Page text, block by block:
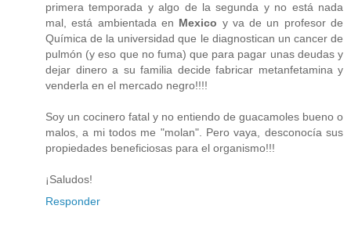
primera temporada y algo de la segunda y no está nada
mal, está ambientada en Mexico y va de un profesor de
Química de la universidad que le diagnostican un cancer de
pulmón (y eso que no fuma) que para pagar unas deudas y
dejar dinero a su familia decide fabricar metanfetamina y
venderla en el mercado negro!!!!
Soy un cocinero fatal y no entiendo de guacamoles bueno o
malos, a mi todos me "molan". Pero vaya, desconocía sus
propiedades beneficiosas para el organismo!!!
¡Saludos!
Responder